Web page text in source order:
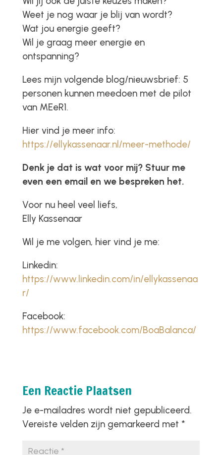
Weet je nog waar je blij van wordt?
Wat jou energie geeft?
Wil je graag meer energie en
ontspanning?
Lees mijn volgende blog/nieuwsbrief: 5
personen kunnen meedoen met de pilot
van MEeR1.
Hier vind je meer info:
https://ellykassenaar.nl/meer-methode/
Denk je dat is wat voor mij? Stuur me
even een email en we bespreken het.
Voor nu heel veel liefs,
Elly Kassenaar
Wil je me volgen, hier vind je me:
Linkedin:
https://www.linkedin.com/in/ellykassenaa
r/
Facebook:
https://www.facebook.com/BoaBalanca/
Een Reactie Plaatsen
Je e-mailadres wordt niet gepubliceerd.
Vereiste velden zijn gemarkeerd met *